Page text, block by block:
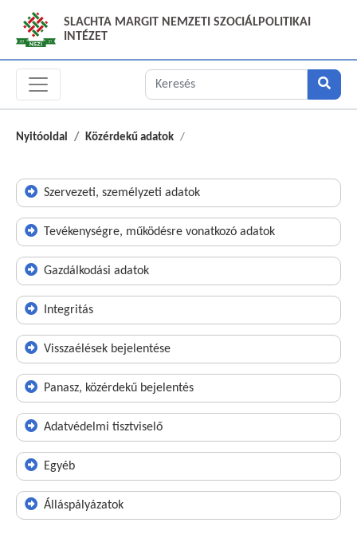
SLACHTA MARGIT NEMZETI SZOCIÁLPOLITIKAI
INTÉZET
Nyitóoldal Közérdekű adatok
Szervezeti, személyzeti adatok
Tevékenységre, működésre vonatkozó adatok
Gazdálkodási adatok
Integritás
Visszaélések bejelentése
Panasz, közérdekű bejelentés
Adatvédelmi tisztviselő
Egyéb
Álláspályázatok